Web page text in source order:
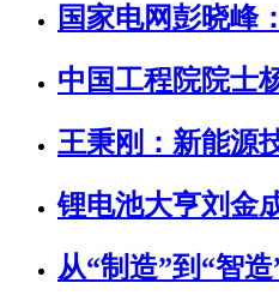
国家电网彭晓峰
中国工程院院士
王秉刚：新能源
锂电池大亨刘金
从“制造”到“智